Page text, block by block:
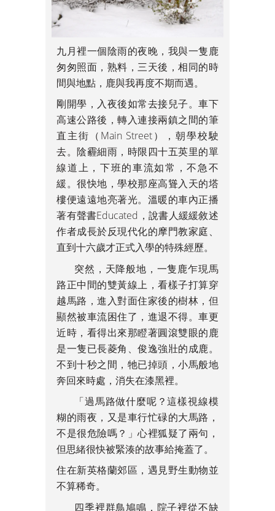
九月裡一個陰雨的夜晚，我與一隻鹿
匆匆照面，熟料，三天後，相同的時
間與地點，鹿與我再度不期而遇。
剛開學，入夜後如常去接兒子。車下
高速公路後，轉入連接兩鎮之間的筆
直主街（Main Street），朝學校駛
去。陰霾細雨，時限四十五英里的單
線道上，下班的車流如常，不急不
緩。很快地，學校那座高聳入天的塔
樓便遠遠地亮著光。溫暖的車內正播
著有聲書Educated，說書人緩緩敘述
作者成長於反現代化的摩門教家庭、
直到十六歲才正式入學的特殊經歷。
突然，天降般地，一隻鹿乍現馬
路正中間的雙黃線上，看樣子打算穿
越馬路，進入對面住家後的樹林，但
顯然被車流困住了，進退不得。車更
近時，看得出來那瞪著圓滾雙眼的鹿
是一隻已長菱角、俊逸強壯的成鹿。
不到十秒之間，牠已掉頭，小馬般地
奔回來時處，消失在漆黑裡。
「過馬路做什麼呢？這樣視線模
糊的雨夜，又是車行忙碌的大馬路，
不是很危險嗎？」心裡狐疑了兩句，
但思緒很快被緊湊的故事給掩蓋了。
住在新英格蘭郊區，遇見野生動物並
不算稀奇。
四季裡群鳥鳩鳴，院子裡從不缺